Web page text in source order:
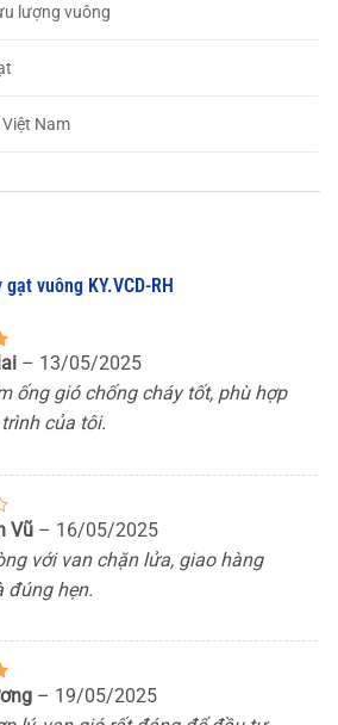
lượng vuông
Nam
vuông KY.VCD-RH
– 13/05/2025
ống gió chống cháy tốt, phù hợp
của tôi.
Vũ – 16/05/2025
với van chặn lửa, giao hàng
đúng hẹn.
– 19/05/2025